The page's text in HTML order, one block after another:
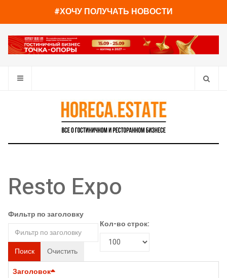
#ХОЧУ ПОЛУЧАТЬ НОВОСТИ
Resto Expo
Фильтр по заголовку
Поиск Очистить
Кол-во строк:
Заголовок